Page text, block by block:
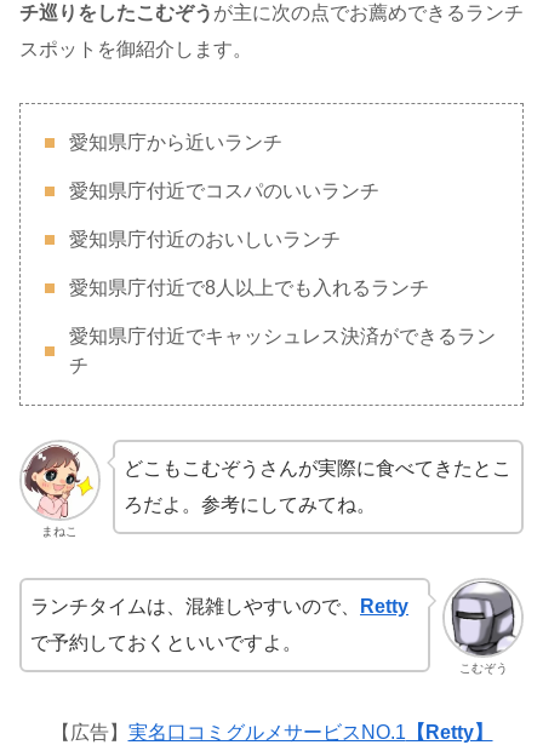
チ巡りをしたこむぞう が主に次の点でお薦めできるランチ
スポットを御紹介します。
愛知県庁から近いランチ
愛知県庁付近でコスパのいいランチ
愛知県庁付近のおいしいランチ
愛知県庁付近で8人以上でも入れるランチ
愛知県庁付近でキャッシュレス決済ができるラン
チ
まねこ
どこもこむぞうさんが実際に食べてきたとこ
ろだよ。参考にしてみてね。
こむぞう
ランチタイムは、混雑しやすいので、
Retty
で予約しておくといいですよ。
【広告】 実名口コミグルメサービスNO.1 【Retty】